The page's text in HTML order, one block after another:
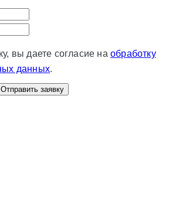
вы даете согласие наобработку
данных.
Отправить заявку